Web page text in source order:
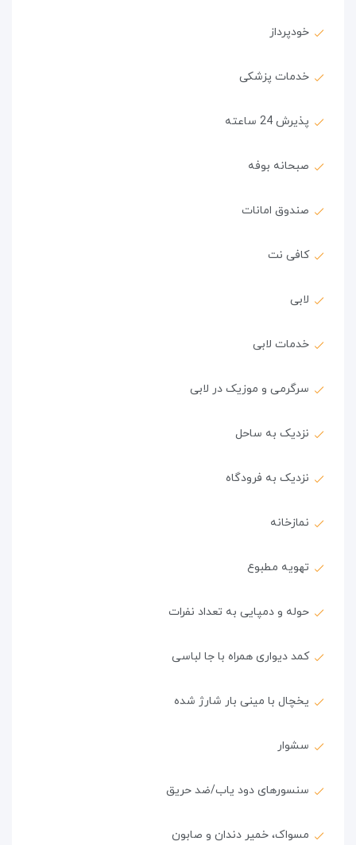
خودپرداز
خدمات پزشکی
پذیرش 24 ساعته
صبحانه بوفه
صندوق امانات
کافی نت
لابی
خدمات لابی
سرگرمی و موزیک در لابی
نزدیک به ساحل
نزدیک به فرودگاه
نمازخانه
تهویه مطبوع
حوله و دمپایی به تعداد نفرات
کمد دیواری همراه با جا لباسی
یخچال با مینی بار شارژ شده
سشوار
سنسورهای دود یاب/ضد حریق
مسواک، خمیر دندان و صابون